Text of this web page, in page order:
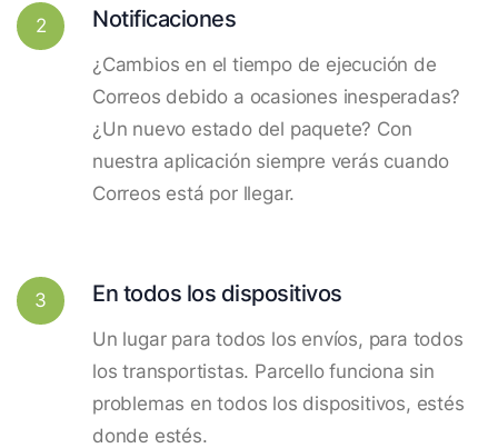
2 Notificaciones
¿Cambios en el tiempo de ejecución de
Correos debido a ocasiones inesperadas?
¿Un nuevo estado del paquete? Con
nuestra aplicación siempre verás cuando
Correos está por llegar.
3 En todos los dispositivos
Un lugar para todos los envíos, para todos
los transportistas. Parcello funciona sin
problemas en todos los dispositivos, estés
donde estés.